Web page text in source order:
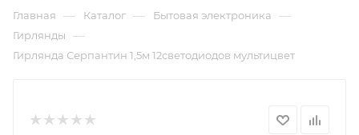
Главная — Каталог — Бытовая электроника —
Гирлянды —
Гирлянда Серпантин 1,5м 12светодиодов мультицвет